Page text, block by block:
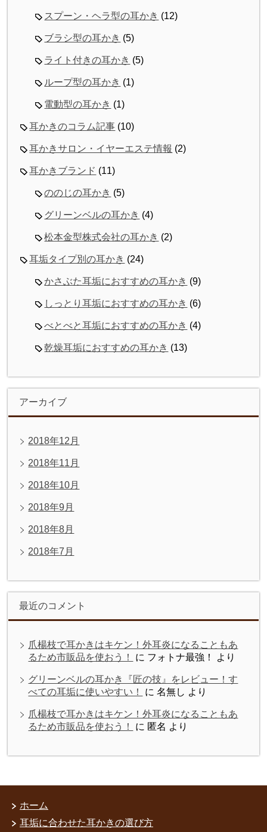
スプーン・ヘラ型の耳かき (12)
ブラシ型の耳かき (5)
ライト付きの耳かき (5)
ループ型の耳かき (1)
電動型の耳かき (1)
耳かきのコラム記事 (10)
耳かきサロン・イヤーエステ情報 (2)
耳かきブランド (11)
ののじの耳かき (5)
グリーンベルの耳かき (4)
松本金型株式会社の耳かき (2)
耳垢タイプ別の耳かき (24)
かさぶた耳垢におすすめの耳かき (9)
しっとり耳垢におすすめの耳かき (6)
べとべと耳垢におすすめの耳かき (4)
乾燥耳垢におすすめの耳かき (13)
アーカイブ
2018年12月
2018年11月
2018年10月
2018年9月
2018年8月
2018年7月
最近のコメント
爪楊枝で耳かきはキケン！外耳炎になることもあ
るため市販品を使おう！
に フォトナ最強！ より
グリーンベルの耳かき『匠の技』をレビュー！す
べての耳垢に使いやすい！
に名無し より
爪楊枝で耳かきはキケン！外耳炎になることもあ
るため市販品を使おう！
に 匿名 より
ホーム
耳垢に合わせた耳かきの選び方